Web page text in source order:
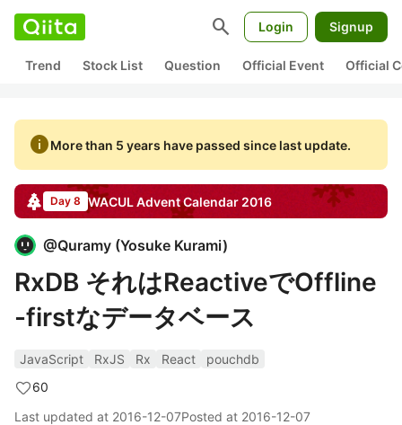
search Login Signup
Trend Stock List Question Official Event Official
infoMore than 5 years have passed since last update.
Day 8 WACULAdvent Calendar 2016
@Quramy (Yosuke Kurami)
RxDB それはReactiveでOffline
-firstなデータベース
JavaScript RxJS Rx React
pouchdb
60
Last updated at 2016-12-07Posted at 2016-12-07